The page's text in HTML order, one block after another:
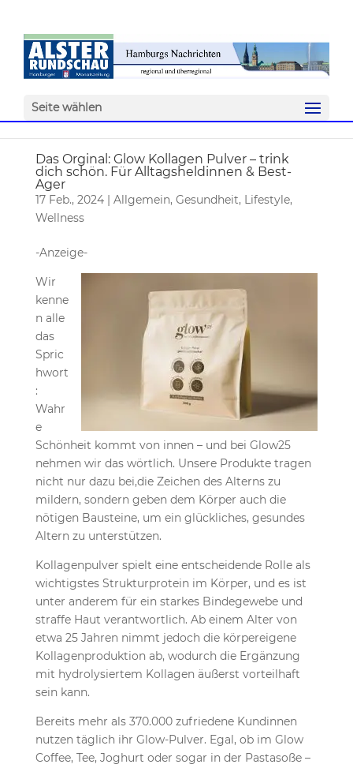
Seite wählen
Das Orginal: Glow Kollagen Pulver – trink
dich schön. Für Alltagsheldinnen & Best-
Ager
17 Feb., 2024| Allgemein, Gesundheit, Lifestyle,
Wellness
-Anzeige-
Wir
kenne
n alle
das
Spric
hwort
:
Wahr
e
Schönheit kommt von innen – und bei Glow25
nehmen wir das wörtlich. Unsere Produkte tragen
nicht nur dazu bei,die Zeichen des Alterns zu
mildern, sondern geben dem Körper auch die
nötigen Bausteine, um ein glückliches, gesundes
Altern zu unterstützen.
Kollagenpulver spielt eine entscheidende Rolle als
wichtigstes Strukturprotein im Körper, und es ist
unter anderem für ein starkes Bindegewebe und
straffe Haut verantwortlich. Ab einem Alter von
etwa 25 Jahren nimmt jedoch die körpereigene
Kollagenproduktion ab, wodurch die Ergänzung
mit hydrolysiertem Kollagen äußerst vorteilhaft
sein kann.
Bereits mehr als 370.000 zufriedene Kundinnen
nutzen täglich ihr Glow-Pulver. Egal, ob im Glow
Coffee, Tee, Joghurt oder sogar in der Pastasoße –